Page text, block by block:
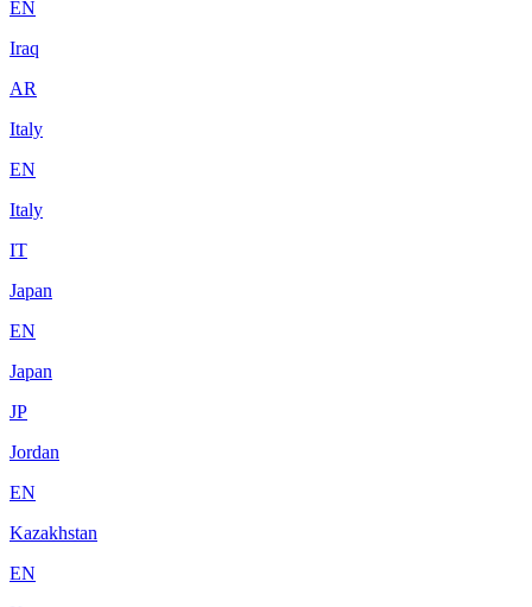
EN
Iraq
AR
Italy
EN
Italy
IT
Japan
EN
Japan
JP
Jordan
EN
Kazakhstan
EN